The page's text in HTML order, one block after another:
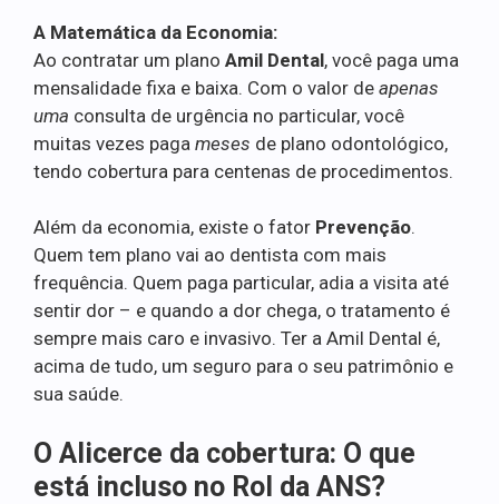
A Matemática da Economia:
Ao contratar um plano Amil Dental, você paga uma
mensalidade fixa e baixa. Com o valor de apenas
uma consulta de urgência no particular, você
muitas vezes paga meses de plano odontológico,
tendo cobertura para centenas de procedimentos.
Além da economia, existe o fator Prevenção.
Quem tem plano vai ao dentista com mais
frequência. Quem paga particular, adia a visita até
sentir dor – e quando a dor chega, o tratamento é
sempre mais caro e invasivo. Ter a Amil Dental é,
acima de tudo, um seguro para o seu patrimônio e
sua saúde.
O Alicerce da cobertura: O que
está incluso no Rol da ANS?